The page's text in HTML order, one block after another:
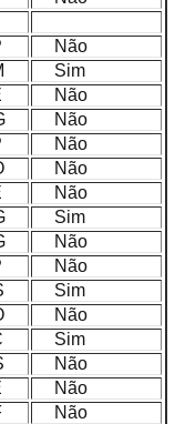
Não
Sim
Não
Não
Não
Não
Não
Sim
Não
Não
Sim
Não
Sim
Não
Não
Não